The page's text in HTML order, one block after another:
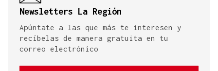
Newsletters La Región
Apúntate a las que más te interesen y
recíbelas de manera gratuita en tu
correo electrónico